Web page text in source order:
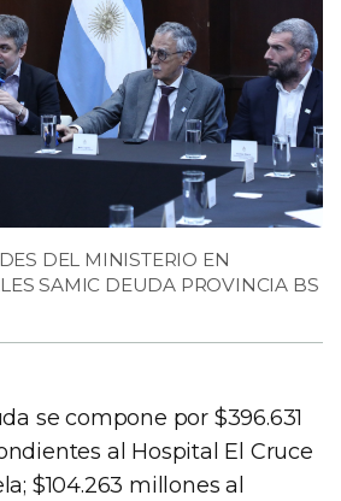
DEL MINISTERIO EN
SAMIC DEUDA PROVINCIA BS
se compone por $396.631
al Hospital El Cruce
$104.263 millones al